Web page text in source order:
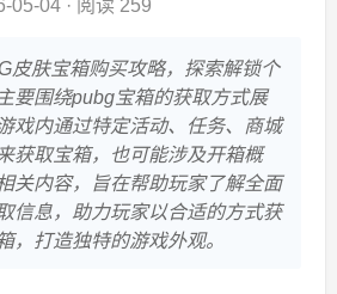
05-04· 阅读 259
皮肤宝箱购买攻略，探索解锁个
要围绕pubg宝箱的获取方式展
戏内通过特定活动、任务、商城
获取宝箱，也可能涉及开箱概
关内容，旨在帮助玩家了解全面
信息，助力玩家以合适的方式获
，打造独特的游戏外观。